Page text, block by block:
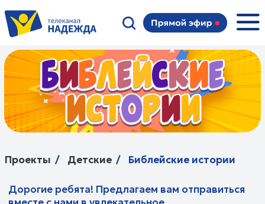
Проекты / Детские / Библейские истории
Дорогие ребята! Предлагаем вам отправиться
путешествие по Библии! Присоединяйтесь к
изучению библейских историй вместе с нами!